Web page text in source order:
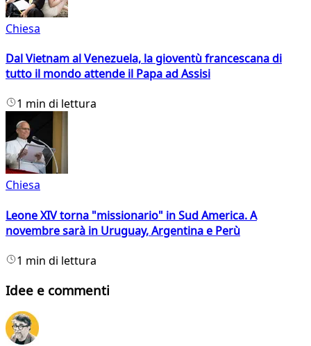
Chiesa
Dal Vietnam al Venezuela, la gioventù francescana di
tutto il mondo attende il Papa ad Assisi
1 min di lettura
Chiesa
Leone XIV torna "missionario" in Sud America. A
novembre sarà in Uruguay, Argentina e Perù
1 min di lettura
Idee e commenti